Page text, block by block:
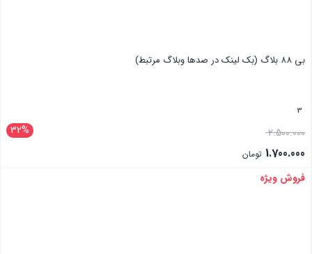
بی 88 بلاگ (بک لینک در صدها وبلاگ مرتبط)
3
32% 2.500.000
1.700.000 تومان
بستن
فروش ویژه